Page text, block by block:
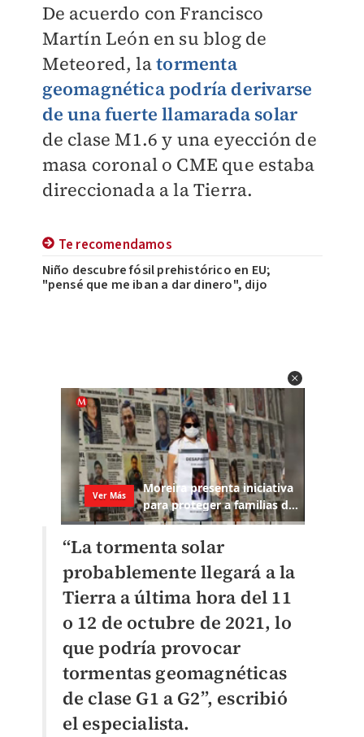
De acuerdo con Francisco
Martín León en su blog de
Meteored, latormenta
geomagnética podría derivarse
de una fuerte llamarada solar
de clase M1.6 y una eyección de
masa coronal o CME que estaba
direccionada a la Tierra.
Te recomendamos
Niño descubre fósil prehistórico en EU;
"pensé que me iban a dar dinero", dijo
“La tormenta solar
probablemente llegará a la
Tierra a última hora del 11
o 12 de octubre de 2021, lo
que podría provocar
tormentas geomagnéticas
de clase G1 a G2”, escribió
el especialista.